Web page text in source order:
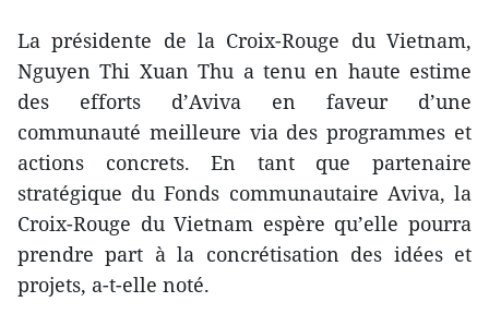
La présidente de la Croix-Rouge du Vietnam,
Nguyen Thi Xuan Thu a tenu en haute estime
des efforts d’Aviva en faveur d’une
communauté meilleure via des programmes et
actions concrets. En tant que partenaire
stratégique du Fonds communautaire Aviva, la
Croix-Rouge du Vietnam espère qu’elle pourra
prendre part à la concrétisation des idées et
projets, a-t-elle noté.